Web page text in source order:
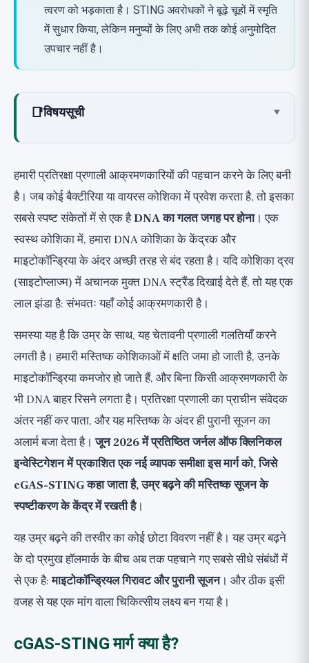
त्वरण को भड़काता है। STING अवरोधकों ने बूढ़े चूहों में स्मृति
में सुधार किया, लेकिन मनुष्यों के लिए अभी तक कोई अनुमोदित
उपचार नहीं है।
📑विषयसूची ▾
उम्र बढ़ने से संबंध: जब माइटोकॉन्ड्रिया DNA लीक
करता है
वर्तमान साक्ष्य
अध्ययन 1: cGAS-STING मस्तिष्क की उम्र बढ़ने को बढ़ावा
अध्ययन 3: न्यूरोडीजेनेरेटिव रोगों से संबंध
पूरे शरीर में प्रतिरक्षा प्रणाली के बारे में क्या?
क्या STING अवरोधक की तलाश करना उचित है?
शोध से वास्तव में क्या लेना चाहिए?
व्यापक परिप्रेक्ष्य
हमारी प्रतिरक्षा प्रणाली आक्रमणकारियों की पहचान करने के लिए बनी
है। जब कोई बैक्टीरिया या वायरस कोशिका में प्रवेश करता है, तो इसका
सबसे स्पष्ट संकेतों में से एक हैDNA का गलत जगह पर होना। एक
स्वस्थ कोशिका में, हमारा DNA कोशिका के केंद्रक और
माइटोकॉन्ड्रिया के अंदर अच्छी तरह से बंद रहता है। यदि कोशिका द्रव
(साइटोप्लाज्म) में अचानक मुक्त DNA स्ट्रैंड दिखाई देते हैं, तो यह एक
लाल झंडा है: संभवतः यहाँ कोई आक्रमणकारी है।
समस्या यह है कि उम्र के साथ, यह चेतावनी प्रणाली गलतियाँ करने
लगती है। हमारी मस्तिष्क कोशिकाओं में क्षति जमा हो जाती है, उनके
माइटोकॉन्ड्रिया कमजोर हो जाते हैं, और बिना किसी आक्रमणकारी के
भी DNA बाहर रिसने लगता है। प्रतिरक्षा प्रणाली का प्राचीन संवेदक
अंतर नहीं कर पाता, और यह मस्तिष्क के अंदर ही पुरानी सूजन का
अलार्म बजा देता है।जून 2026 में प्रतिष्ठित जर्नल ऑफ क्लिनिकल
इन्वेस्टिगेशन में प्रकाशित एक नई व्यापक समीक्षा इस मार्ग को, जिसे
cGAS-STING कहा जाता है, उम्र बढ़ने की मस्तिष्क सूजन के
स्पष्टीकरण के केंद्र में रखती है।
यह उम्र बढ़ने की तस्वीर का कोई छोटा विवरण नहीं है। यह उम्र बढ़ने
के दो प्रमुख हॉलमार्क के बीच अब तक पहचाने गए सबसे सीधे संबंधों में
से एक है:माइटोकॉन्ड्रियल गिरावट और पुरानी सूजन। और ठीक इसी
वजह से यह एक मांग वाला चिकित्सीय लक्ष्य बन गया है।
cGAS-STING मार्ग क्या है?